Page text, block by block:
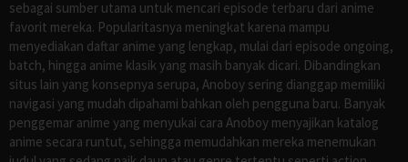
sebagai sumber utama untuk mencari episode terbaru dari anime
favorit mereka. Popularitasnya meningkat karena mampu
menyediakan daftar anime yang lengkap, mulai dari episode ongoing,
batch, hingga anime klasik yang masih banyak dicari. Dibandingkan
situs lain yang konsepnya serupa, Anoboy sering dianggap memiliki
navigasi yang mudah dipahami bahkan oleh pengguna baru. Banyak
penggemar anime yang menyukai cara Anoboy menyajikan katalog
anime secara runtut, sehingga memudahkan mereka menemukan